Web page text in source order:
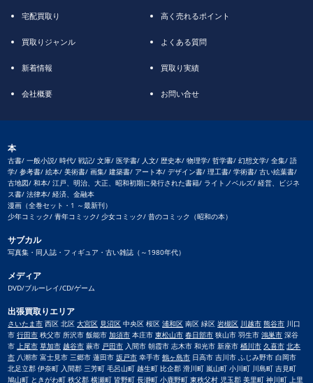
宅配買取り 高く売れるポイント
買取りジャンル よくある質問
新着情報 買取り実績
会社概要 お問い合せ
本
古書/ 一般小説/ 時代/ 戦記/ 文庫/ 医学書/ 人文/ 歴史本/ 物理学/ 哲学書/ 幻想文学/ 全集/ 語
学/ 参考書/ 絵本/ 美術書/ 画集/ 建築書/ アート本/ デザイン書/ 理工書/ 学術書/ 古い絵葉書/
古地図/ 和本/ 江戸、明治、大正、昭和初期に発行された書籍/ ライトノベルズ/ 経営、ビジネ
ス書/ 法律本/ 経済、金融本
漫画（全巻セット・1 ～最新刊）
少年コミック/ 青年コミック/ 少女コミック/ 昔のコミック（昭和の本）
サブカル
写真集・同人誌・フィギュア・古い雑誌（～1980年代）
メディア
DVD/ブルーレイ/CD/ゲーム
出張買取りエリア
さいたま市 西区 北区大宮区 見沼区 中央区 桜区浦和区 南区 緑区岩槻区 川越市 熊谷市 川口
市行田市 秩父市 所沢市 飯能市加須市 本庄市東松山市 春日部市 狭山市 羽生市鴻巣市 深谷
市上尾市 草加市 越谷市 蕨市 戸田市 入間市 朝霞市 志木市 和光市 新座市桶川市 久喜市 北本
市 八潮市 富士見市 三郷市 蓮田市坂戸市 幸手市鶴ヶ島市 日高市 吉川市 ふじみ野市 白岡市
北足立郡 伊奈町 入間郡 三芳町 毛呂山町 越生町 比企郡 滑川町 嵐山町 小川町 川島町 吉見町
鳩山町 ときがわ町 秩父郡 横瀬町 皆野町 長瀞町 小鹿野町 東秩父村 児玉郡 美里町 神川町 上里